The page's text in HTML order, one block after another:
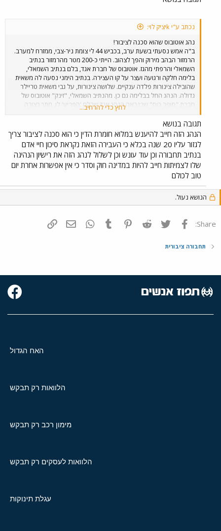
נכתב ע"י kיציק לוי:
נהג אוטובוס שהוא סכנה לציבור!
ב"ה אמש נסעתי בשעת ערב, בכביש 44 לי צומת ניר-צבי, ממזרח למערב.
הרמזור הבהב מירוק והפך לצהוב. הייתי כ-200 מטר מהרמזור בנתיב
השמאלי והרפתי מהגז. אוטובוס של חברת אגד, בלם בנתיב השמאלי,
בלימה חלקה ורגועה ועצר על קו העצירה. בנתיב הימני נסעה לה משאית
שהובילה צינורות פלדה ענקיים. שלושה צינורות, על גבי משאית טריילר
גדולה. הנהג החל בבלימה גם כן. מהנתיב השמאלי, "זינק" אוטובוס של
חברת "סופר בוס" שכנראה הנהג אגד שבלם 'הפריע' לו, חתך בצורה
פראית מהנתיב שמאל לימין, ועבר באור אדום. נהג המשאית צפר כמשוגע
ובצדק. שנהיה ירוק, נסעתי קצת מהר, בתקווה להספיק לתקל את האוטובוס
ברמזור של צומת צריפין, אך כשהגעתי לצומת כפר חב"ד שם פניתי ימינה,
ראיתי אותו הרחק הרחק, סמוך לתחנת הדלק 'אלונית' שאחרי הצומת. לא
היה לי כוח להמשיך על מנת לצלם את הנהג / את האוטובוס. אך אתם,
כדאי שתדעו ותדעו להזהר. הנהג הספציפי הזה - ואני איני יודע מי הוא, הוא
פשוט סכנה לציבור!
לחץ כדי להרחיב...
תגובה בנושא
הנהג הזה חייב להיענש במלוא חומרת הדין כי הוא סכנה לציבור צריך
לגזור עליו 20 שנה בכלא כי העבירה הזאת נקראת סיכון חיי אדם
בנתיב תחבורה וכן עוד עונש וכן לשלול לנהג הזה את רישיון הנהיגה
שלו לצמיתות חייב להיות במדינה חוק וסדר כי אין אפשרות אחרת יום
טוב לכולם
הנושא נעול.
Share: פייסבוק Twitter
Reddit
Pinterest
Tumblr
WhatsAppדואר אלקטרוני
תחבורה ציבורית
האח הגדול
הלוואות רק תבקש
מימון רכב רק תבקש
הלוואות לעסקים רק תבקש
עגלת תינוקות